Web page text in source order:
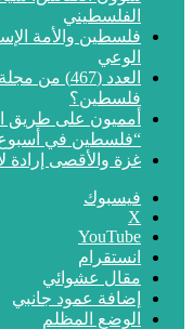
الفلسطيني
فلسطين والأمة
الوعي
العدد
فلسطين؟
“فلسطين في
غزة والأقصى إرادة لا
فيسبوك
‫X
‫YouTube
انستقرام
مقال عشوائي
إضافة عمود جانبي
الوضع المظلم